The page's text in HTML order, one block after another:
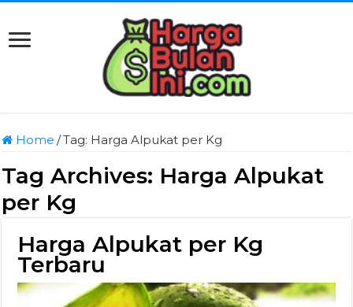
Home /Tag: Harga Alpukat per Kg
Tag Archives: Harga Alpukat
per Kg
Harga Alpukat per Kg
Terbaru